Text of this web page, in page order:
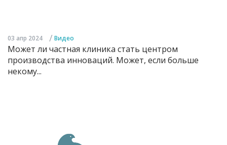
03 апр 2024 / Видео
Может ли частная клиника стать центром
производства инноваций. Может, если больше
некому...